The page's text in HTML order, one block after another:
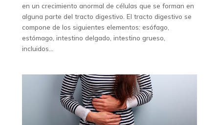
en un crecimiento anormal de células que se forman en
alguna parte del tracto digestivo. El tracto digestivo se
compone de los siguientes elementos: esófago,
estómago, intestino delgado, intestino grueso,
incluidos...